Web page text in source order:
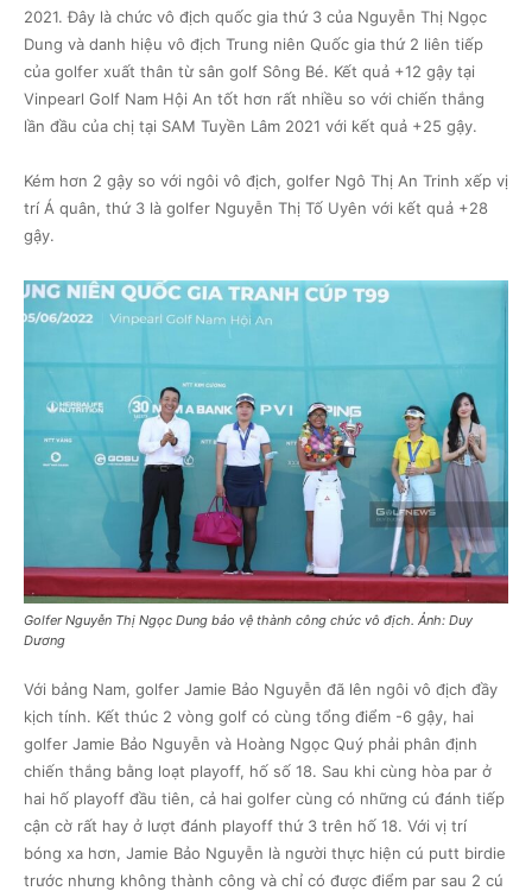
2021. Đây là chức vô địch quốc gia thứ 3 của Nguyễn Thị Ngọc
Dung và danh hiệu vô địch Trung niên Quốc gia thứ 2 liên tiếp
của golfer xuất thân từ sân golf Sông Bé. Kết quả +12 gậy tại
Vinpearl Golf Nam Hội An tốt hơn rất nhiều so với chiến thắng
lần đầu của chị tại SAM Tuyền Lâm 2021 với kết quả +25 gậy.
Kém hơn 2 gậy so với ngôi vô địch, golfer Ngô Thị An Trinh xếp vị
trí Á quân, thứ 3 là golfer Nguyễn Thị Tố Uyên với kết quả +28
gậy.
Golfer Nguyễn Thị Ngọc Dung bảo vệ thành công chức vô địch. Ảnh: Duy
Dương
Với bảng Nam, golfer Jamie Bảo Nguyễn đã lên ngôi vô địch đầy
kịch tính. Kết thúc 2 vòng golf có cùng tổng điểm -6 gậy, hai
golfer Jamie Bảo Nguyễn và Hoàng Ngọc Quý phải phân định
chiến thắng bằng loạt playoff, hố số 18. Sau khi cùng hòa par ở
hai hố playoff đầu tiên, cả hai golfer cùng có những cú đánh tiếp
cận cờ rất hay ở lượt đánh playoff thứ 3 trên hố 18. Với vị trí
bóng xa hơn, Jamie Bảo Nguyễn là người thực hiện cú putt birdie
trước nhưng không thành công và chỉ có được điểm par sau 2 cú